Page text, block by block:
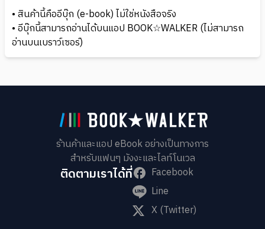
• สินค้านี้คืออีบุ๊ก (e-book) ไม่ใช่หนังสือจริง
• อีบุ๊กนี้สามารถอ่านได้บนแอป BOOK☆WALKER (ไม่สามารถ
อ่านบนเบราว์เซอร์)
ร้านค้าและแอป eBook อย่างเป็นทางการ
สำหรับแฟนๆ มังงะและไลท์โนเวล
ติดตามเราได้ที่
Facebook
Line
X (Twitter)